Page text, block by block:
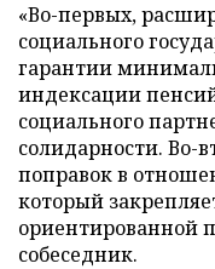
«Во-первых,
социального
гарантии
индексации
социального
солидарности. Во-
поправок в
который
ориентированной
собеседник.